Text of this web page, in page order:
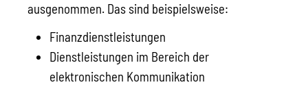
ausgenommen. Das sind beispielsweise:
Finanzdienstleistungen
Dienstleistungen im Bereich der
elektronischen Kommunikation